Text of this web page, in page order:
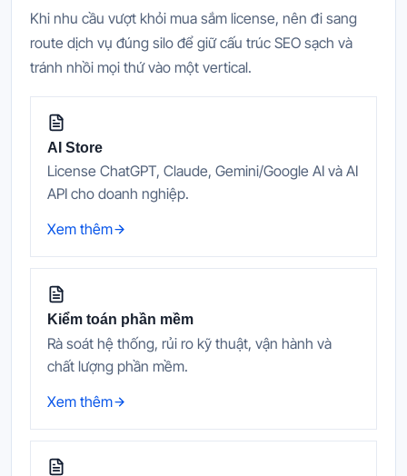
Khi nhu cầu vượt khỏi mua sắm license, nên đi sang
route dịch vụ đúng silo để giữ cấu trúc SEO sạch và
tránh nhồi mọi thứ vào một vertical.
AI Store
License ChatGPT, Claude, Gemini/Google AI và AI
API cho doanh nghiệp.
Xem thêm
Kiểm toán phần mềm
Rà soát hệ thống, rủi ro kỹ thuật, vận hành và
chất lượng phần mềm.
Xem thêm